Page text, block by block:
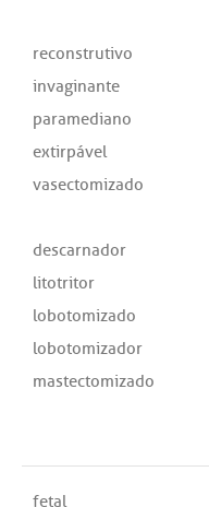
reconstrutivo
invaginante
paramediano
extirpável
vasectomizado
descarnador
litotritor
lobotomizado
lobotomizador
mastectomizado
fetal